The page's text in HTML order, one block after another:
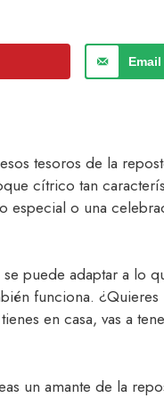
Email
tesoros de la
cítrico tan
especial o una
puede adaptar a lo
funciona. ¿Quieres
en casa, vas a
un amante de la